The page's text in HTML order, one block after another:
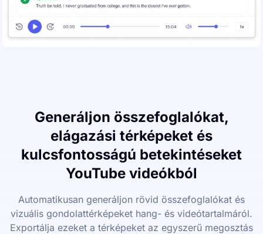
Generáljon összefoglalókat,
elágazási térképeket és
kulcsfontosságú betekintéseket
YouTube videókból
Automatikusan generáljon rövid összefoglalókat és
vizuális gondolattérképeket hang- és videótartalmáról.
Exportálja ezeket a térképeket az egyszerű megosztás